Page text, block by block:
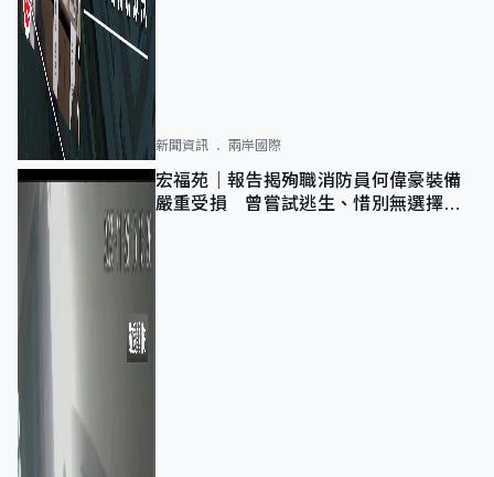
新聞資訊 兩岸國際
宏福苑｜報告揭殉職消防員何偉豪裝備
嚴重受損 曾嘗試逃生、惜別無選擇下